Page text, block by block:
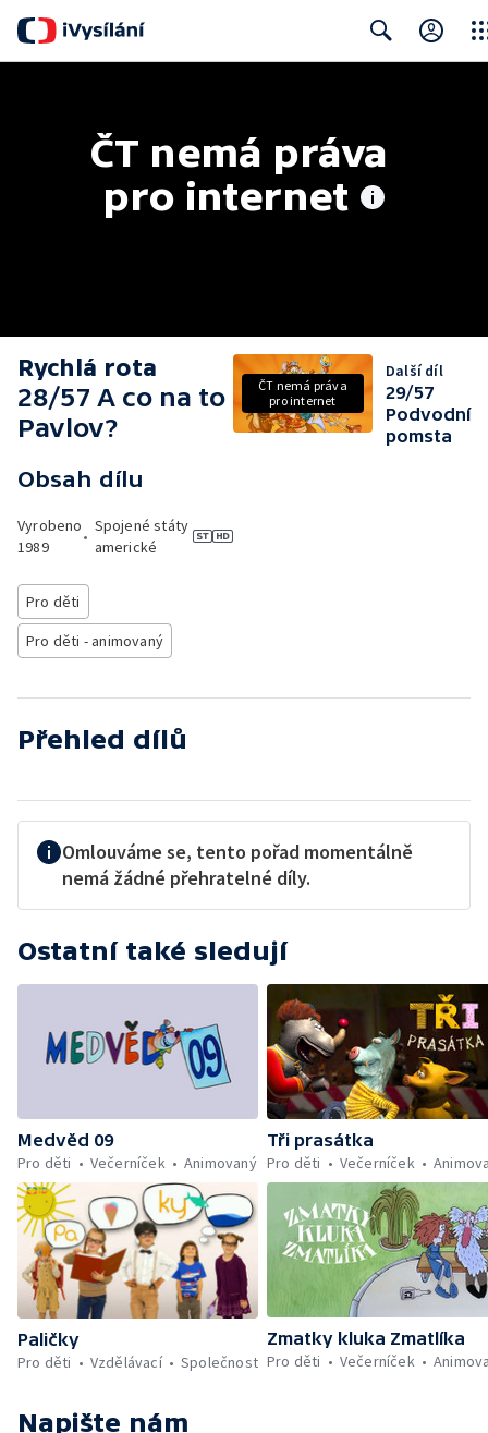
ČT nemá práva
pro internet
Rychlá rota
28/57 A co na to
Pavlov?
Obsah dílu
Vyrobeno
1989
•
Spojené státy
americké
Pro děti
Pro děti - animovaný
ČT nemá práva
pro internet
Další díl
29/57
Podvodní
pomsta
Přehled dílů
Omlouváme se, tento pořad momentálně
nemá žádné přehratelné díly.
Ostatní také sledují
Medvěd 09
Pro děti
Večerníček Animovaný
Tři prasátka
Pro děti
Večerníček
Paličky
Pro děti
Vzdělávací Společnost
Zmatky kluka Zmatlíka
Pro děti
Večerníček
Napište nám